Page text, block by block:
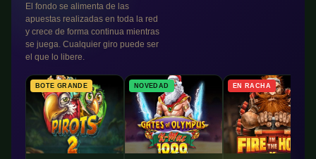
El fondo se alimenta de las
apuestas realizadas en toda la red
y crece de forma continua mientras
se juega. Cualquier giro puede ser
el que lo libere.
BOTE GRANDE NOVEDAD EN RACHA